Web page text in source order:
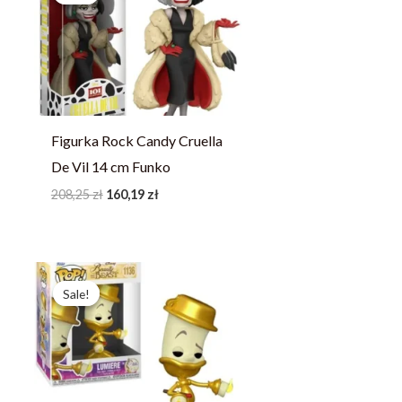
Figurka Rock Candy Cruella
De Vil 14 cm Funko
208,25zł
208,25 zł.
160,19 zł
160,19 zł.
Sale!
Sale!
Pierwotna
cena
wynosiła:
253,23 zł.
wynosi:
194,79 zł.